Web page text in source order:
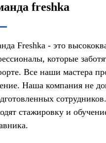
freshka
Freshka - это
которые
Все наши мастера
Наша компания не
стажировку и